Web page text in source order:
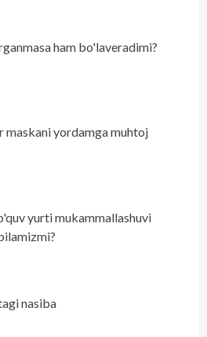
ham bo'laveradimi?
maskani yordamga muhtoj
yurti mukammallashuvi
nasiba